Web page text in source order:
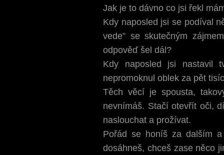
Jak je to dávno co jsi řekl
Kdy naposled jsi se podíval
vede” se skutečným
odpověď šel dál?
Kdy naposled jsi nastavil
nepromoknul oblek za pět
Těch věcí je spousta,
nevnímáš. Stačí otevřít oči,
naslouchat a prožívat.
Pořád se honíš za dalším
dosáhneš, chceš zase něco